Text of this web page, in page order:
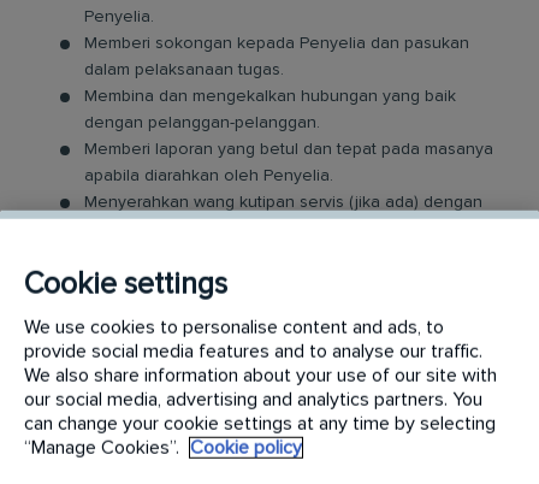
Penyelia.
Memberi sokongan kepada Penyelia dan pasukan
dalam pelaksanaan tugas.
Membina dan mengekalkan hubungan yang baik
dengan pelanggan-pelanggan.
Memberi laporan yang betul dan tepat pada masanya
apabila diarahkan oleh Penyelia.
Menyerahkan wang kutipan servis (jika ada) dengan
perjumpaan/taklimat/mesyuarat mingguan/bulanan
Tugas-tugas lain yang berkaitan dengan pekerjaan
yang mungkin diberikan kepada anda dari semasa ke
semasa.
SEMUA JANTINA DARI PELBAGAI BANGSA
Cookie settings
We use cookies to personalise content and ads, to
provide social media features and to analyse our traffic.
We also share information about your use of our site with
our social media, advertising and analytics partners. You
can change your cookie settings at any time by selecting
“Manage Cookies”.
Cookie policy